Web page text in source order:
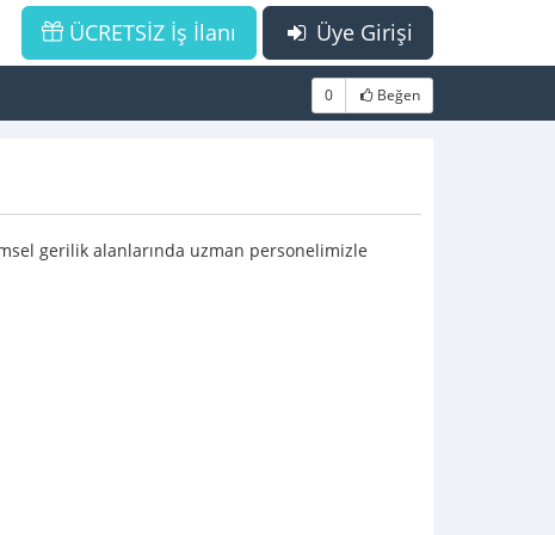
Üye Girişi
ÜCRETSİZ İş İlanı
0 Beğen
gerilik alanlarında uzman personelimizle